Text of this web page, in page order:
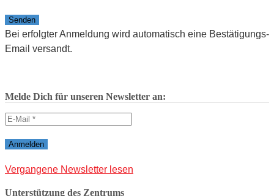
Bitte lasse dieses Feld leer.
Bei erfolgter Anmeldung wird automatisch eine Bestätigungs-
Email versandt.
Melde Dich für unseren Newsletter an:
Vergangene Newsletter lesen
Unterstützung des Zentrums